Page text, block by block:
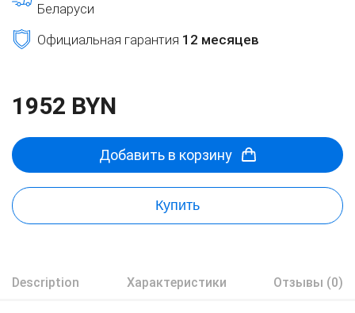
Беларуси
Официальная гарантия 12 месяцев
1952 BYN
Добавить в корзину
Купить
Description Характеристики Отзывы (0)